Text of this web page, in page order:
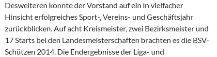
Desweiteren konnte der Vorstand auf ein in vielfacher
Hinsicht erfolgreiches Sport-, Vereins- und Geschäftsjahr
zurückblicken. Auf acht Kreismeister, zwei Bezirksmeister und
17 Starts bei den Landesmeisterschaften brachten es die BSV-
Schützen 2014. Die Endergebnisse der Liga- und